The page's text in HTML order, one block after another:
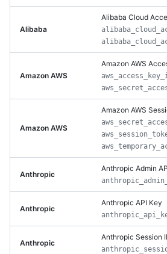
Alibaba
Alibaba Cloud
Amazon AWS
Amazon AWS
Amazon AWS
Amazon AWS
Anthropic
Anthropic Admin
Anthropic
Anthropic API Key
Anthropic
Anthropic Session